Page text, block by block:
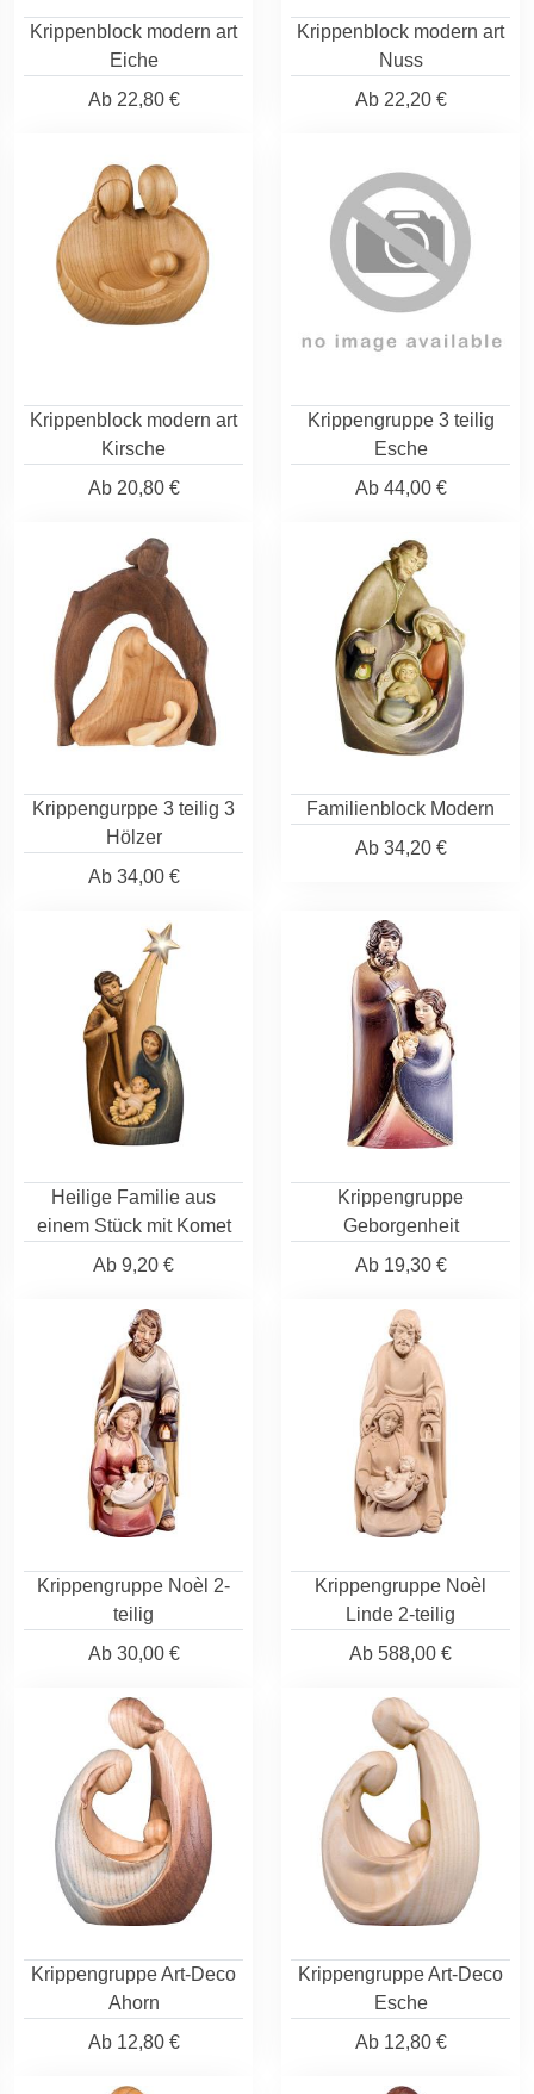
Krippenblock modern art
Eiche
Ab22,80 €
Krippenblock modern art
Nuss
Ab22,20 €
Krippenblock modern art
Kirsche
Ab20,80 €
Krippengruppe 3 teilig
Esche
Ab44,00 €
Krippengurppe 3 teilig 3
Hölzer
Ab34,00 €
Familienblock Modern
Ab34,20 €
Heilige Familie aus
einem Stück mit Komet
Ab 9,20 €
Krippengruppe
Geborgenheit
Ab19,30 €
Krippengruppe Noèl 2-
teilig
Ab30,00 €
Krippengruppe Noèl
Linde 2-teilig
Ab 588,00 €
Krippengruppe Art-Deco
Ahorn
Ab12,80 €
Krippengruppe Art-Deco
Esche
Ab12,80 €